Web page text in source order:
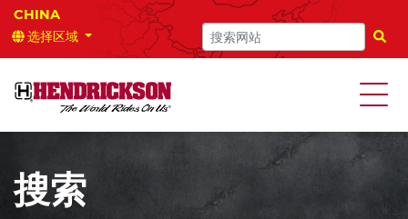
选择区域
搜索